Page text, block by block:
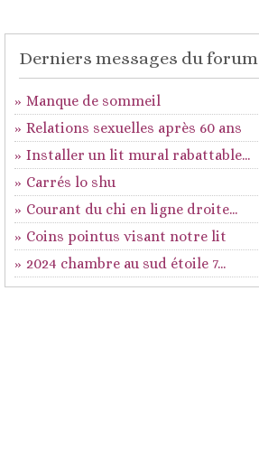
Derniers messages du forum
Manque de sommeil
Relations sexuelles après 60 ans
Installer un lit mural rabattable...
Carrés lo shu
Courant du chi en ligne droite...
Coins pointus visant notre lit
2024 chambre au sud étoile 7...